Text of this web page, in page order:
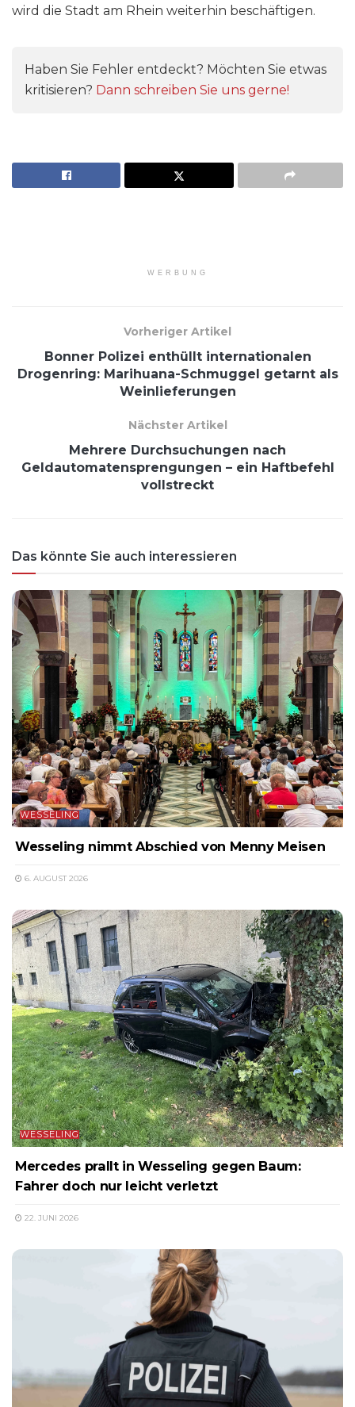
wird die Stadt am Rhein weiterhin beschäftigen.
Haben Sie Fehler entdeckt? Möchten Sie etwas
kritisieren? Dann schreiben Sie uns gerne!
WERBUNG
Vorheriger Artikel
Bonner Polizei enthüllt internationalen
Drogenring: Marihuana-Schmuggel getarnt als
Weinlieferungen
Nächster Artikel
Mehrere Durchsuchungen nach
Geldautomatensprengungen – ein Haftbefehl
vollstreckt
Das könnte Sie auch interessieren
WESSELING
Wesseling nimmt Abschied von Menny Meisen
6. AUGUST 2026
WESSELING
Mercedes prallt in Wesseling gegen Baum:
Fahrer doch nur leicht verletzt
22. JUNI 2026